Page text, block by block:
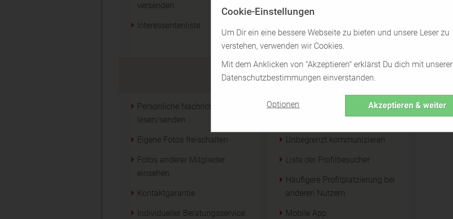
Cookie-Einstellungen
Um Dir ein eine bessere Webseite zu bieten und unsere Leser zu
verstehen, verwenden wir Cookies.
Mit dem Anklicken von "Akzeptieren" erklärst Du dich mit unserer
Datenschutzbestimmungen einverstanden.
Optionen Akzeptieren & weiter
versenden
Interessentenliste
ansehen
senden
Premium-Funktionen
ElitePartner vs. eDarling
Persönliche Nachricht
lesen/senden
Eigene Fotos freischalten
Fotos anderer Mitglieder
einsehen
Kontaktgarantie
Individueller Beratungsservice
Fotos der anderen Mitglieder
Unbegrenzt kommunizieren
Liste der Profilbesucher
Häufigere Profilplatzierung bei
anderen Nutzern
Mobile App